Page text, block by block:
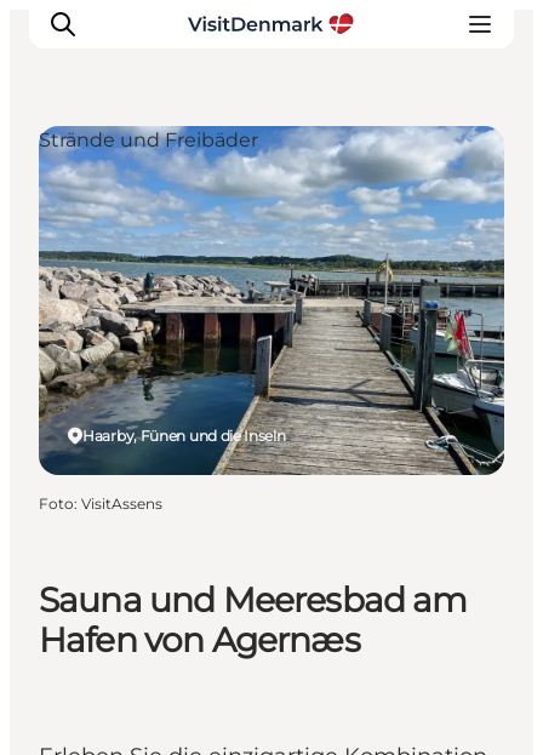
Inspiration
Regionen
Erlebnisse
Unterkünfte
Reiseplanung
Sauna und Meeresbad am
Hafen von Agernæs
Haarby, Fünen und die Inseln
Strände und Freibäder
Foto: VisitAssens